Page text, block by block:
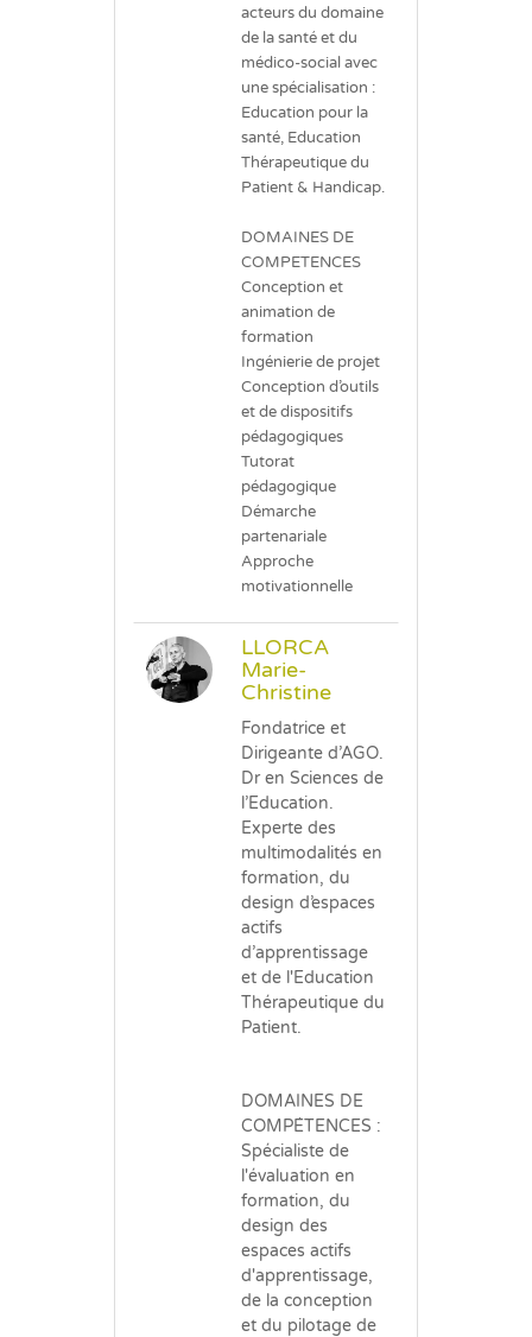
acteurs du domaine
de la santé et du
médico-social avec
une spécialisation :
Education pour la
santé, Education
Thérapeutique du
Patient & Handicap.
DOMAINES DE
COMPETENCES
Conception et
animation de
formation
Ingénierie de projet
Conception d’outils
et de dispositifs
pédagogiques
Tutorat
pédagogique
Démarche
partenariale
Approche
motivationnelle
LLORCA
Marie-
Christine
Fondatrice et
Dirigeante d’AGO.
Dr en Sciences de
l’Education.
Experte des
multimodalités en
formation, du
design d’espaces
actifs
d’apprentissage
et de l'Education
Thérapeutique du
Patient.
DOMAINES DE
COMPÉTENCES :
Spécialiste de
l'évaluation en
formation, du
design des
espaces actifs
d'apprentissage,
de la conception
et du pilotage de